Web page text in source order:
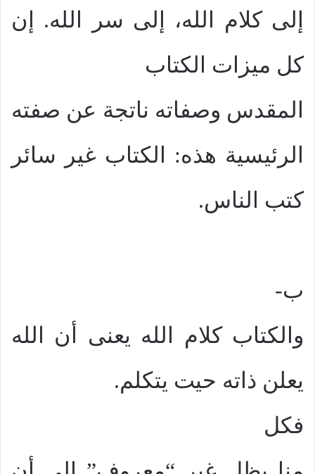
إلى كلام الله، إلى سر الله. إن
كل ميزات الكتاب
المقدس وصفاته ناتجة عن صفته
الرئيسية هذه: الكتاب غير سائر
كتب الناس.
ب-
والكتاب كلام الله يعنى أن الله
يعلن ذاته حيت يتكلم.
فكل